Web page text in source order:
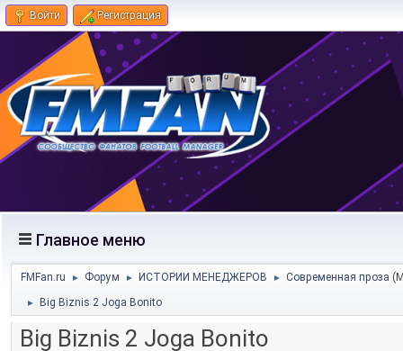
Войти Регистрация
Главное меню
FMFan.ru ► Форум ► ИСТОРИИ МЕНЕДЖЕРОВ ► Современная проза
► Big Biznis 2 Joga Bonito
Big Biznis 2 Joga Bonito